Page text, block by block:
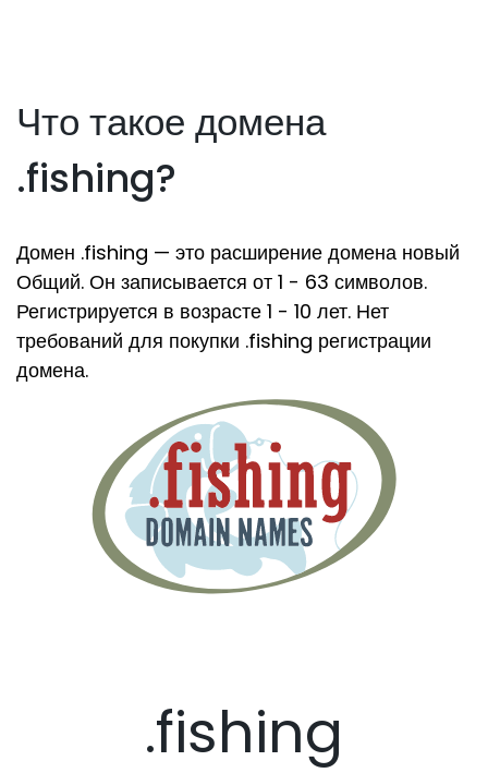
Что такое домена
.fishing?
Домен .fishing — это расширение домена новый
Общий. Он записывается от 1 - 63 символов.
Регистрируется в возрасте 1 - 10 лет. Нет
требований для покупки .fishing регистрации
домена.
.fishing